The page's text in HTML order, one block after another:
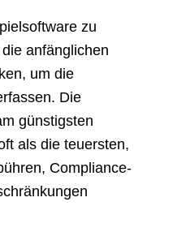
zu
anfänglichen
um die
Die
günstigsten
als die teuersten,
Compliance-